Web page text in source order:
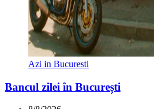
Azi in Bucuresti
Bancul zilei în București